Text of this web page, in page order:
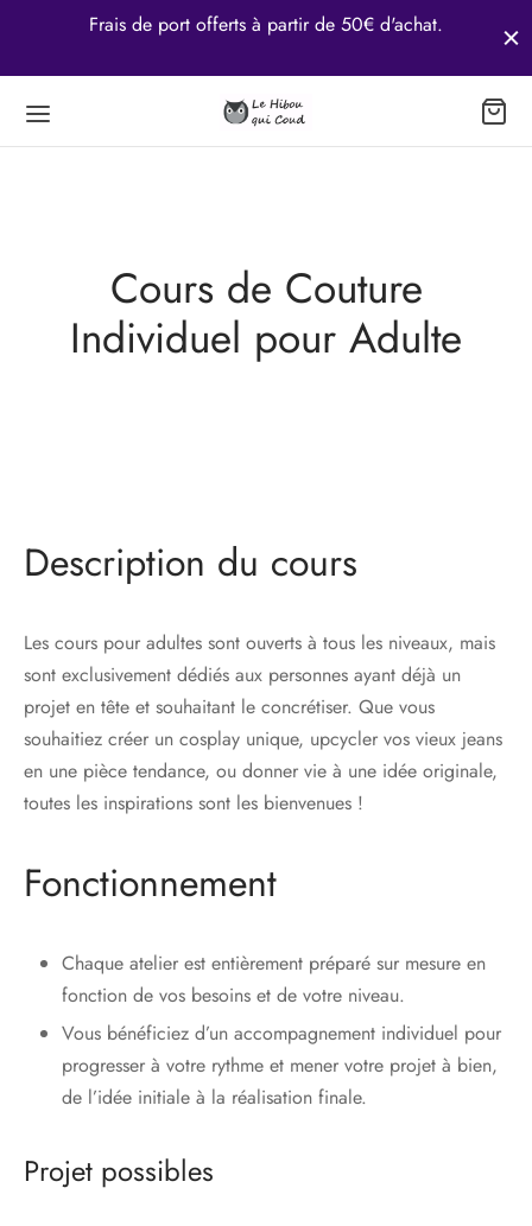
Frais de port offerts à partir de 50€ d'achat.
Cours de Couture
Individuel pour Adulte
Description du cours
Les cours pour adultes sont ouverts à tous les niveaux, mais
sont exclusivement dédiés aux personnes ayant déjà un
projet en tête et souhaitant le concrétiser. Que vous
souhaitiez créer un cosplay unique, upcycler vos vieux jeans
en une pièce tendance, ou donner vie à une idée originale,
toutes les inspirations sont les bienvenues !
Fonctionnement
Chaque atelier est entièrement préparé sur mesure en
fonction de vos besoins et de votre niveau.
Vous bénéficiez d’un accompagnement individuel pour
progresser à votre rythme et mener votre projet à bien,
de l’idée initiale à la réalisation finale.
Projet possibles
de Couture Individuel pour Enfant (8-10 ans)